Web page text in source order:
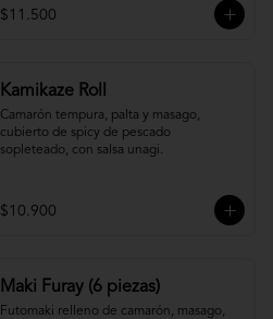
$11.500
Kamikaze Roll
Camarón tempura, palta y masago,
cubierto de spicy de pescado
sopleteado, con salsa unagi.
$10.900
Maki Furay (6 piezas)
Futomaki relleno de camarón, masago,